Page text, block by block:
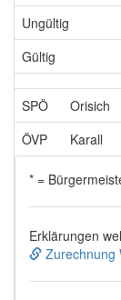
Ungültig
Gültig
SPÖ Orisich
ÖVP
Karall
* =
Erklärungen
Zurechnung